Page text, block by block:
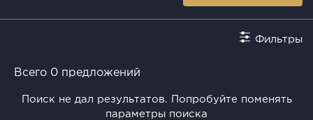
Фильтры
Всего 0 предложений
Поиск не дал результатов. Попробуйте поменять
параметры поиска